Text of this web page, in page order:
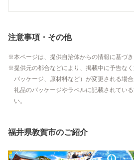
注意事項・その他
本ページは、提供自治体からの情報に基づき
提供元の都合などにより、掲載中に予告な
パッケージ、原材料など）が変更される場
礼品のパッケージやラベルに記載されてい
い。
福井県敦賀市のご紹介